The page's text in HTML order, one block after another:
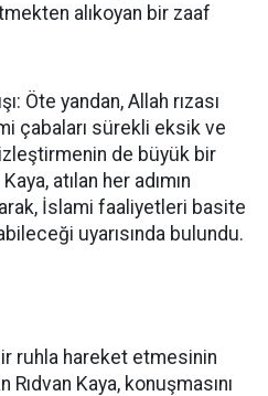
alıkoyan bir zaaf
Öte yandan, Allah rızası
çabaları sürekli eksik ve
de büyük bir
atılan her adımın
İslami faaliyetleri basite
uyarısında bulundu.
ruhla hareket etmesinin
Kaya, konuşmasını